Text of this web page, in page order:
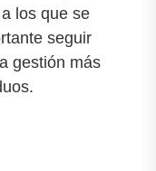
los que se
seguir
gestión más